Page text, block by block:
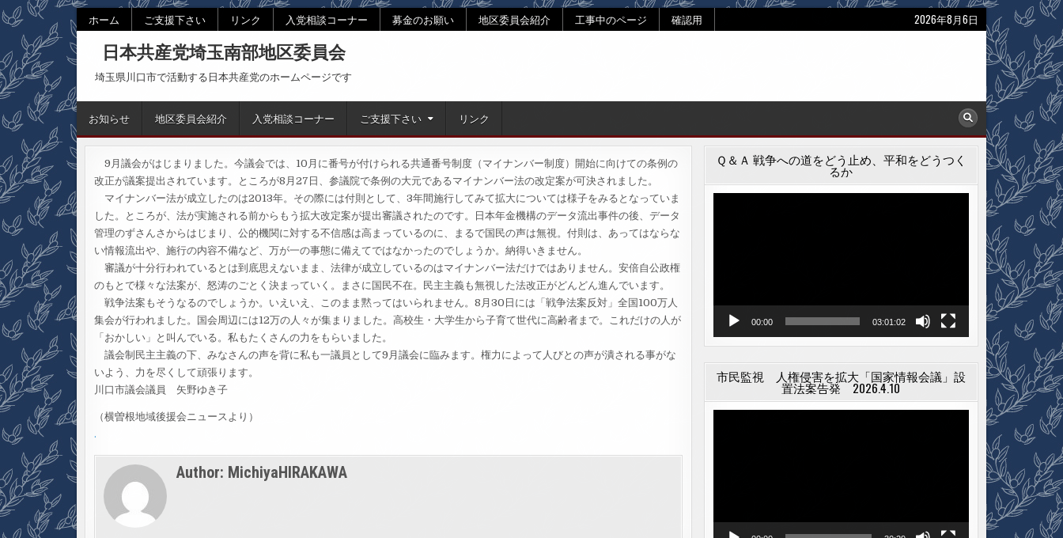
Skip
content
ホーム ご支援下さい リンク 入党相談コーナー 募金のお願い 地区委員会紹介 工事中のページ 確認用 2026年8月6日
日本共産党埼玉南部地区委員会
埼玉県川口市で活動する日本共産党のホームページです
お知らせ 地区委員会紹介 入党相談コーナー ご支援下さい リンク
9月議会がはじまりました。今議会では、10月に番号が付けられる共通番号制度（マイナンバー制度）開始に向けての条例の
改正が議案提出されています。ところが8月27日、参議院で条例の大元であるマイナンバー法の改定案が可決されました。
マイナンバー法が成立したのは2013年。その際には付則として、3年間施行してみて拡大については様子をみるとなっていま
した。ところが、法が実施される前からもう拡大改定案が提出審議されたのです。日本年金機構のデータ流出事件の後、データ
管理のずさんさからはじまり、公的機関に対する不信感は高まっているのに、まるで国民の声は無視。付則は、あってはならな
い情報流出や、施行の内容不備など、万が一の事態に備えてではなかったのでしょうか。納得いきません。
審議が十分行われているとは到底思えないまま、法律が成立しているのはマイナンバー法だけではありません。安倍自公政権
のもとで様々な法案が、怒涛のごとく決まっていく。まさに国民不在。民主主義も無視した法改正がどんどん進んでいます。
戦争法案もそうなるのでしょうか。いえいえ、このまま黙ってはいられません。8月30日には「戦争法案反対」全国100万人
集会が行われました。国会周辺には12万の人々が集まりました。高校生・大学生から子育て世代に高齢者まで。これだけの人が
「おかしい」と叫んでいる。私もたくさんの力をもらいました。
議会制民主主義の下、みなさんの声を背に私も一議員として9月議会に臨みます。権力によって人びとの声が潰される事がな
いよう、力を尽くして頑張ります。
川口市議会議員 矢野ゆき子
（横曽根地域後援会ニュースより）
.
Author: MichiyaHIRAKAWA
Ｑ＆Ａ 戦争への道をどう止め、平和をどうつく
るか
00:00 03:01:02
市民監視 人権侵害を拡大「国家情報会議」設
置法案告発 2026.4.10